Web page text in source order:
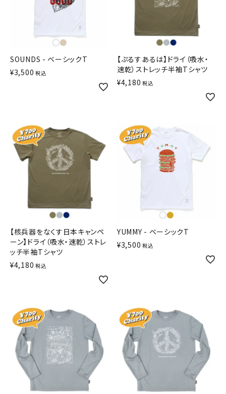
SOUNDS - ベーシックT
¥3,500 税込
【ぷるすあるは】ドライ（吸水・
速乾）ストレッチ半袖Tシャツ
¥4,180 税込
【核兵器をなくす日本キャンペ
ーン】ドライ（吸水・速乾）ストレ
ッチ半袖Tシャツ
¥4,180 税込
YUMMY - ベーシックT
¥3,500 税込